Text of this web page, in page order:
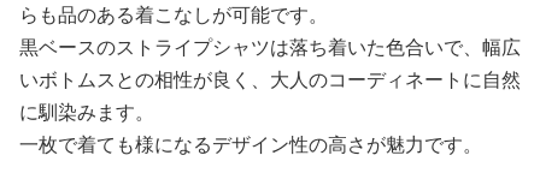
らも品のある着こなしが可能です。
黒ベースのストライプシャツは落ち着いた色合いで、幅広
いボトムスとの相性が良く、大人のコーディネートに自然
に馴染みます。
一枚で着ても様になるデザイン性の高さが魅力です。